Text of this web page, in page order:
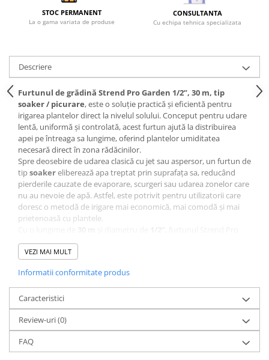
Proiectoare
Veioze si lampi
CRACIUN
Accesorii decorative
Caciuli
Figurine si decoratiuni Craciun
Globuri
Instalatii de Craciun
Lumanari si candele
Curatenie
Cosuri de gunoi
Maturi, Mopuri si galeti
Prosoape de hartie si servetele
Saci gunoi
Servetele umede
STOC PERMANENT
La o gama variata de produse
CONSULTANTA
Cu echipa tehnica specializata
Descriere
Furtunul de grădină Strend Pro Garden 1/2”, 30 m, tip
soaker / picurare, este o soluție practică și eficientă pentru
irigarea plantelor direct la nivelul solului. Conceput pentru udare
lentă, uniformă și controlată, acest furtun ajută la distribuirea
apei pe întreaga sa lungime, oferind plantelor umiditatea
necesară direct în zona rădăcinilor.
Spre deosebire de udarea clasică cu jet sau aspersor, un furtun de
tipsoakereliberează apa treptat prin suprafața sa, reducând
pierderile cauzate de evaporare, scurgeri sau udarea zonelor care
nu au nevoie de apă. Astfel, este potrivit pentru utilizatorii care
doresc o metodă de irigare mai economică, mai comodă și mai
prietenoasă cu plantele.
Garden poate fi folosit în grădini de legume, straturi de flori, livezi
mici, zone cu arbuști, garduri vii, solarii sau sere. Poate fi așezat
zonelor care necesită udare constantă.
Acest tip de furtun este foarte util pentru plantele care preferă
udarea la bază, deoarece frunzele rămân mai uscate, iar apa
ajunge acolo unde este cel mai important: la rădăcină. În sere și
solarii, irigarea prin picurare sau infiltrare este avantajoasă
deoarece nu crește excesiv umiditatea din aer, comparativ cu
metodele de udare prin pulverizare.
Furtunul este realizat dinmaterial textil flexibil, ceea ce îl face
VEZI MAI MULT
Informatii conformitate produs
Caracteristici
Review-uri(0)
FAQ